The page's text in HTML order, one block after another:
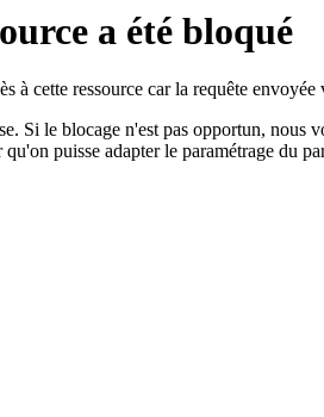
a été bloqué
cette ressource car la requête envoyée
Si le blocage n'est pas opportun, nous
puisse adapter le paramétrage du